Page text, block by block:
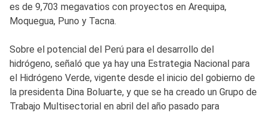
es de 9,703 megavatios con proyectos en Arequipa,
Moquegua, Puno y Tacna.
Sobre el potencial del Perú para el desarrollo del
hidrógeno, señaló que ya hay una Estrategia Nacional para
el Hidrógeno Verde, vigente desde el inicio del gobierno de
la presidenta Dina Boluarte, y que se ha creado un Grupo de
Trabajo Multisectorial en abril del año pasado para